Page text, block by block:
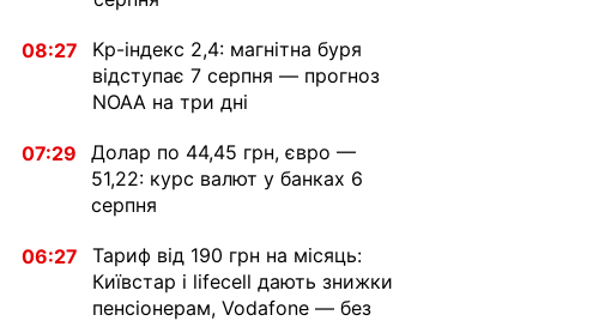
08:27
Kp-індекс 2,4: магнітна буря
відступає 7 серпня — прогноз
NOAA на три дні
07:29
Долар по 44,45 грн, євро —
51,22: курс валют у банках 6
серпня
06:27
Тариф від 190 грн на місяць:
Київстар і lifecell дають знижки
пенсіонерам, Vodafone — без